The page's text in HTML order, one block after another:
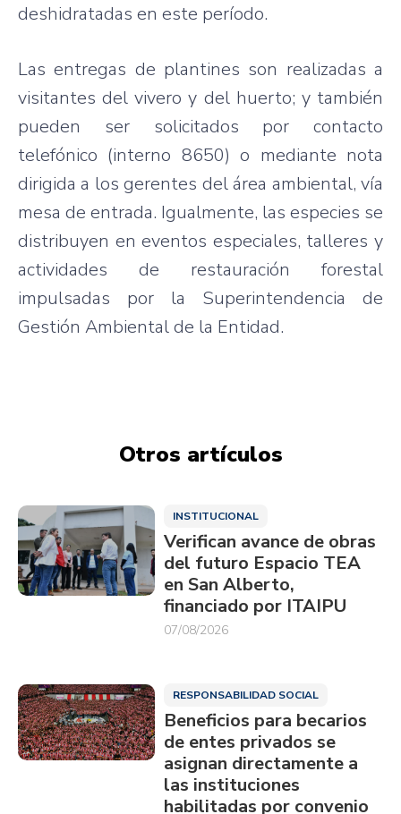
deshidratadas en este período.
Las entregas de plantines son realizadas a
visitantes del vivero y del huerto; y también
pueden ser solicitados por contacto
telefónico (interno 8650) o mediante nota
dirigida a los gerentes del área ambiental, vía
mesa de entrada. Igualmente, las especies se
distribuyen en eventos especiales, talleres y
actividades de restauración forestal
impulsadas por la Superintendencia de
Gestión Ambiental de la Entidad.
Otros artículos
INSTITUCIONAL
Verifican avance de obras
del futuro Espacio TEA
en San Alberto,
financiado por ITAIPU
07/08/2026
RESPONSABILIDAD SOCIAL
Beneficios para becarios
de entes privados se
asignan directamente a
las instituciones
habilitadas por convenio